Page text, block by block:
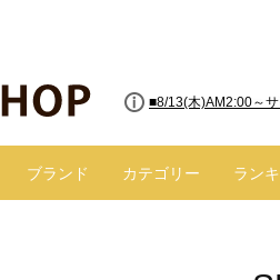
■8/13(木)AM2:00～
ブランド カテゴリー ラン